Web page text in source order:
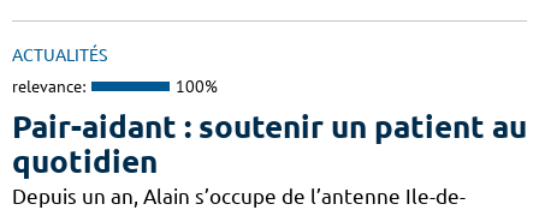
ACTUALITÉS
relevance: 100%
Pair-aidant : soutenir un patient au
quotidien
Depuis un an, Alain s’occupe de l’antenne Ile-de-